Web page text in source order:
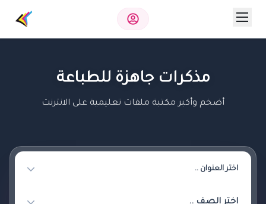
مذكرات جاهزة للطباعة
أضخم وأكبر مكتبة ملفات تعليمية على الانترنت